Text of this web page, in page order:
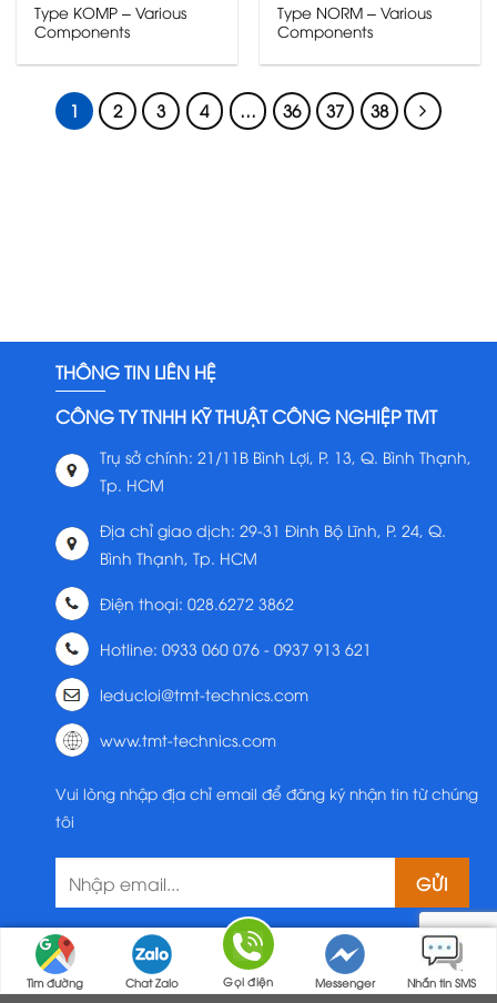
Tìm đường Chat Zalo Gọi điện Messenger Nhắn tin SMS
Type KOMP – Various
Components
Type NORM – Various
Components
1 2 3 4 … 36 37 38
THÔNG TIN LIÊN HỆ
CÔNG TY TNHH KỸ THUẬT CÔNG NGHIỆP TMT
Trụ sở chính: 21/11B Bình Lợi, P. 13, Q. Bình Thạnh,
Tp. HCM
Địa chỉ giao dịch: 29-31 Đinh Bộ Lĩnh, P. 24, Q.
Bình Thạnh, Tp. HCM
Điện thoại: 028.6272 3862
Hotline: 0933 060 076 - 0937 913 621
leducloi@tmt-technics.com
www.tmt-technics.com
Vui lòng nhập địa chỉ email để đăng ký nhận tin từ chúng
tôi